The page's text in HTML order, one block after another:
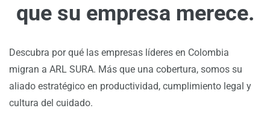
que su empresa merece.
Descubra por qué las empresas líderes en Colombia
migran a ARL SURA. Más que una cobertura, somos su
aliado estratégico en productividad, cumplimiento legal y
cultura del cuidado.